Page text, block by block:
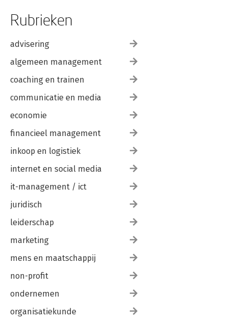
Rubrieken
advisering
algemeen management
coaching en trainen
communicatie en media
economie
financieel management
inkoop en logistiek
internet en social media
it-management / ict
juridisch
leiderschap
marketing
mens en maatschappij
non-profit
ondernemen
organisatiekunde